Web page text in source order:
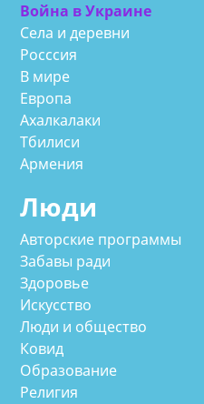
Война в Украине
Села и деревни
Росссия
В мире
Европа
Ахалкалаки
Тбилиси
Армения
Люди
Авторские программы
Забавы ради
Здоровье
Искусство
Люди и общество
Ковид
Образование
Религия